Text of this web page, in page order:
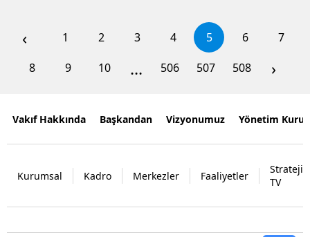
‹ 1 2 3 4 5 6
7
8
9 10 ... 506 507 508 ›
Vakıf Hakkında Başkandan Vizyonumuz Yönetim
Kurumsal Kadro Merkezler Faaliyetler
Strateji
TV